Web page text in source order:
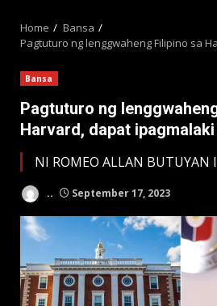
Home
Bansa
Pagtuturo ng lenggwaheng Filipino sa
Bansa
Pagtuturo ng
Harvard, dapat ipagmalaki
NI ROMEO ALLAN BUTUYAN
.. September 17, 2023